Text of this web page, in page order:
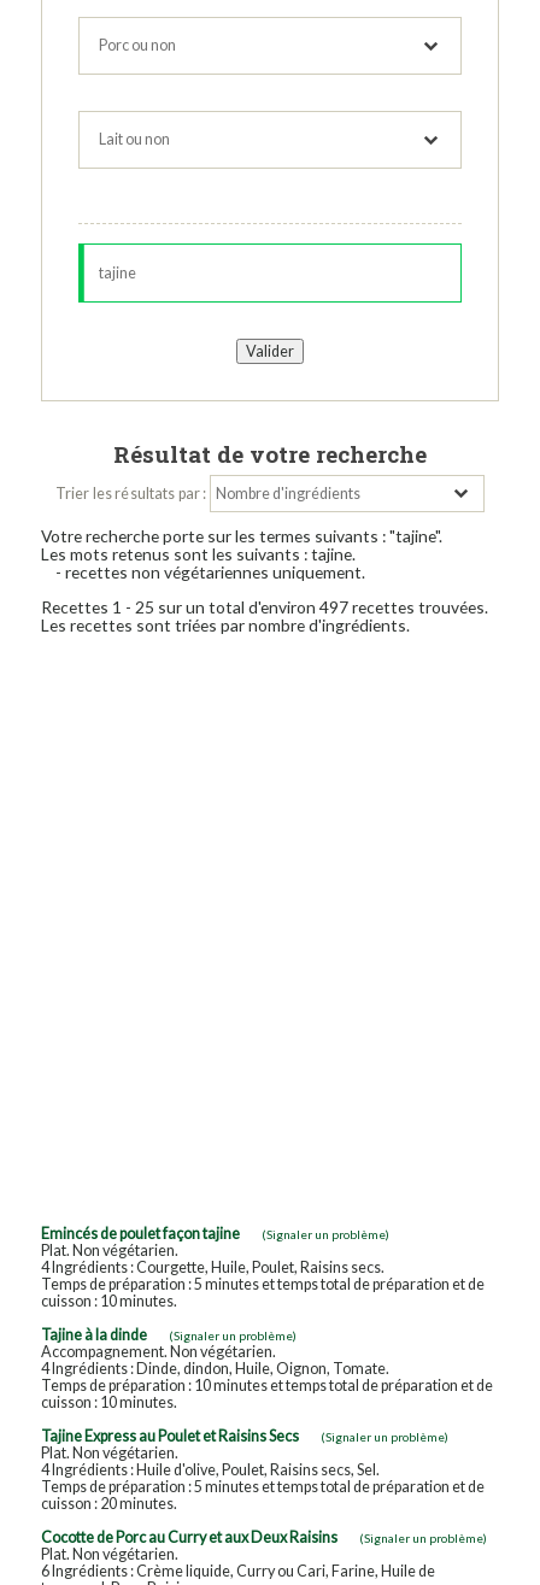
Résultat de votre recherche
Trier les résultats par :
Votre recherche porte sur les termes suivants : "tajine".
Les mots retenus sont les suivants : tajine.
- recettes non végétariennes uniquement.
Recettes 1 - 25 sur un total d'environ 497 recettes trouvées.
Les recettes sont triées par nombre d'ingrédients.
Emincés de poulet façon tajine (Signaler un problème)
Plat. Non végétarien.
4 Ingrédients : Courgette, Huile, Poulet, Raisins secs.
Temps de préparation : 5 minutes et temps total de préparation et de
cuisson : 10 minutes.
Tajine à la dinde
(Signaler un problème)
Accompagnement. Non végétarien.
4 Ingrédients : Dinde, dindon, Huile, Oignon, Tomate.
Temps de préparation : 10 minutes et temps total de préparation et de
cuisson : 10 minutes.
Tajine Express au Poulet et Raisins Secs
(Signaler un problème)
Plat. Non végétarien.
4 Ingrédients : Huile d'olive, Poulet, Raisins secs, Sel.
Temps de préparation : 5 minutes et temps total de préparation et de
cuisson : 20 minutes.
Cocotte de Porc au Curry et aux Deux Raisins
(Signaler un problème)
Plat. Non végétarien.
6 Ingrédients : Crème liquide, Curry ou Cari, Farine, Huile de